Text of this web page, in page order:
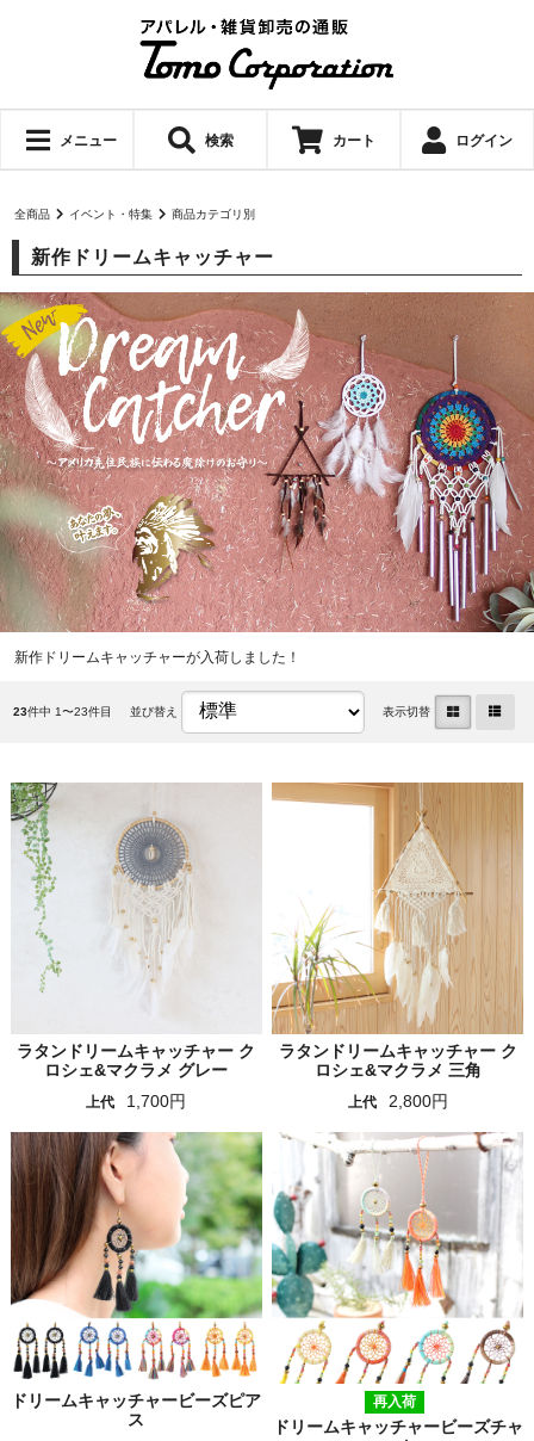
メニュー 検索 カート ログイン
全商品 イベント・特集 商品カテゴリ別
新作ドリームキャッチャー
新作ドリームキャッチャーが入荷しました！
23件中 1〜23件目 並び替え 表示切替
ラタンドリームキャッチャー ク
ロシェ&マクラメ グレー
上代 1,700円
ラタンドリームキャッチャー ク
ロシェ&マクラメ 三角
上代 2,800円
ドリームキャッチャービーズピア
ス
再入荷
ドリームキャッチャービーズチャ